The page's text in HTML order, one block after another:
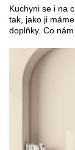
Kuchyni se i na
tak, jako ji
doplňky. Co